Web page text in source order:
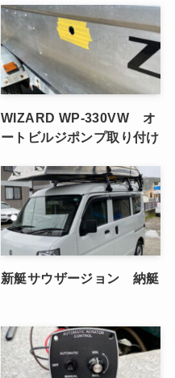
WIZARD WP-330VW オ
ートビルジポンプ取り付け
新艇サウザージョン 納艇